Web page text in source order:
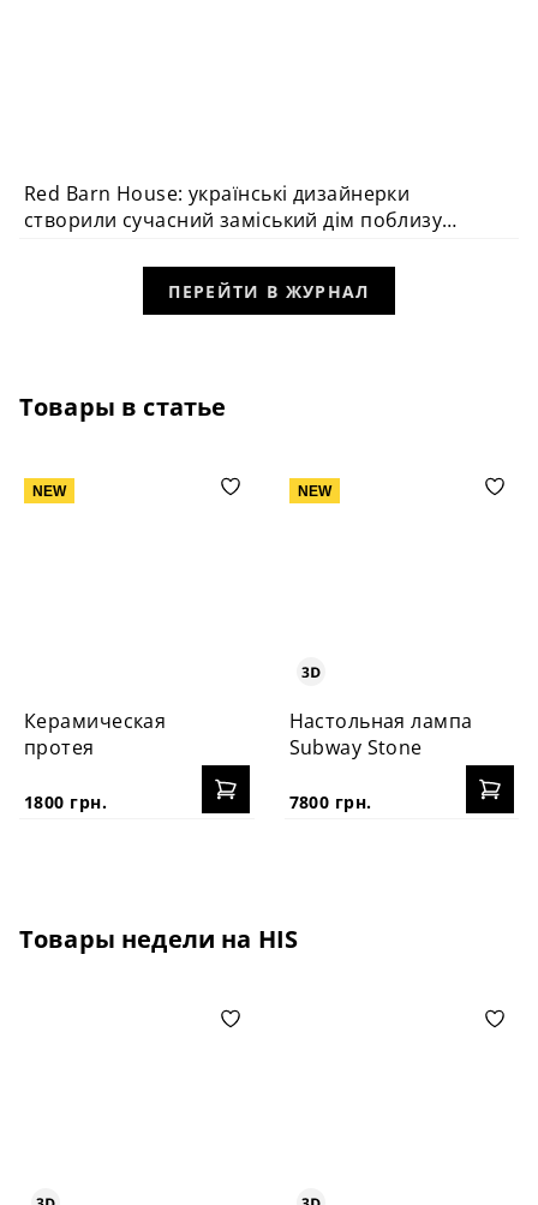
Red Barn House: українські дизайнерки
створили сучасний заміський дім поблизу
ПЕРЕЙТИ В ЖУРНАЛ
Товары в статье
NEW
Керамическая
протея
1800 грн.
NEW
Настольная лампа
Subway Stone
7800 грн.
Товары недели на HIS